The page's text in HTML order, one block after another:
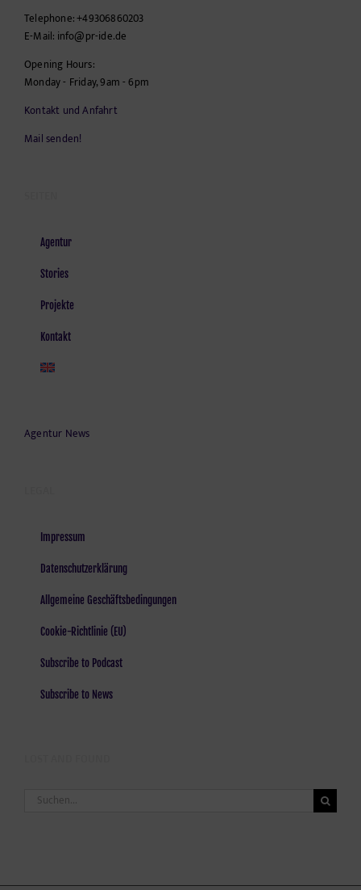
Telephone:+49306860203
E-Mail: info@pr-ide.de
Opening Hours:
Monday - Friday, 9am - 6pm
Kontakt und Anfahrt
Mail senden!
Agentur
Stories
Projekte
Kontakt
Agentur News
Impressum
Datenschutzerklärung
Allgemeine Geschäftsbedingungen
Cookie-Richtlinie (EU)
Subscribe to Podcast
Subscribe to News
Suche